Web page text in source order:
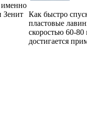
именно
Зенит
Как быстро
пластовые
скоростью 60-80
достигается